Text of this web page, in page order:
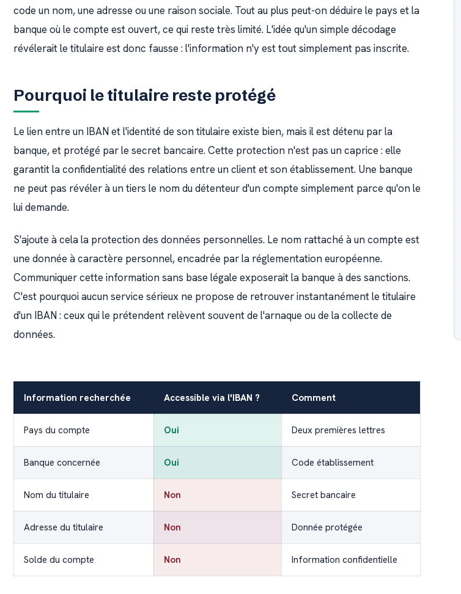
code un nom, une adresse ou une raison sociale. Tout au plus peut-on déduire le pays et la
banque où le compte est ouvert, ce qui reste très limité. L'idée qu'un simple décodage
révélerait le titulaire est donc fausse : l'information n'y est tout simplement pas inscrite.
Pourquoi le titulaire reste protégé
Le lien entre un IBAN et l'identité de son titulaire existe bien, mais il est détenu par la
banque, et protégé par le secret bancaire. Cette protection n'est pas un caprice : elle
garantit la confidentialité des relations entre un client et son établissement. Une banque
ne peut pas révéler à un tiers le nom du détenteur d'un compte simplement parce qu'on le
lui demande.
S'ajoute à cela la protection des données personnelles. Le nom rattaché à un compte est
une donnée à caractère personnel, encadrée par la réglementation européenne.
Communiquer cette information sans base légale exposerait la banque à des sanctions.
C'est pourquoi aucun service sérieux ne propose de retrouver instantanément le titulaire
d'un IBAN : ceux qui le prétendent relèvent souvent de l'arnaque ou de la collecte de
données.
Information recherchée Accessible via l'IBAN ? Comment
Pays du compte Oui Deux premières lettres
Banque concernée Oui Code établissement
Nom du titulaire Non Secret bancaire
Adresse du titulaire Non Donnée protégée
Solde du compte Non Information confidentielle